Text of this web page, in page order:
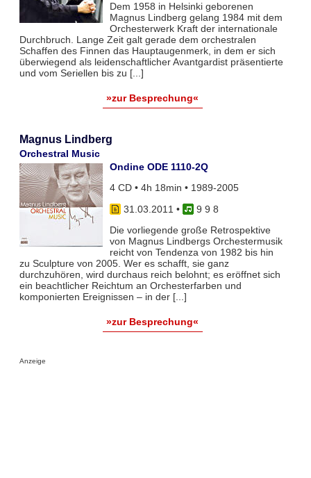
Dem 1958 in Helsinki geborenen
Magnus Lindberg gelang 1984 mit dem
Orchesterwerk Kraft der internationale
Durchbruch. Lange Zeit galt gerade dem orchestralen
Schaffen des Finnen das Hauptaugenmerk, in dem er sich
überwiegend als leidenschaftlicher Avantgardist präsentierte
und vom Seriellen bis zu [...]
»zur Besprechung«
Magnus Lindberg
Orchestral Music
Ondine ODE 1110-2Q
4 CD • 4h 18min • 1989-2005
31.03.2011 •
9 9 8
Die vorliegende große Retrospektive
von Magnus Lindbergs Orchestermusik
reicht von Tendenza von 1982 bis hin
zu Sculpture von 2005. Wer es schafft, sie ganz
durchzuhören, wird durchaus reich belohnt; es eröffnet sich
ein beachtlicher Reichtum an Orchesterfarben und
komponierten Ereignissen – in der [...]
»zur Besprechung«
Anzeige